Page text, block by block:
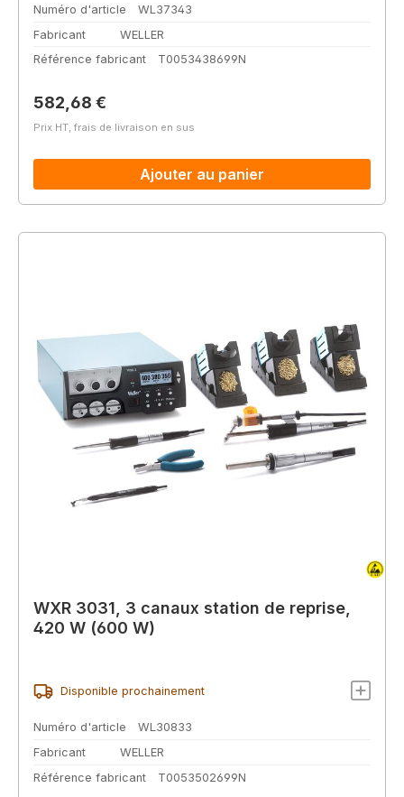
Numéro d'article
WL37343
Fabricant
WELLER
Référence fabricant
T0053438699N
Prix régulier :
582,68 €
Prix HT, frais de livraison en sus
Ajouter au panier
WXR 3031, 3 canaux station de reprise,
420 W (600 W)
Disponible prochainement
Numéro d'article
WL30833
Fabricant
WELLER
Référence fabricant
T0053502699N